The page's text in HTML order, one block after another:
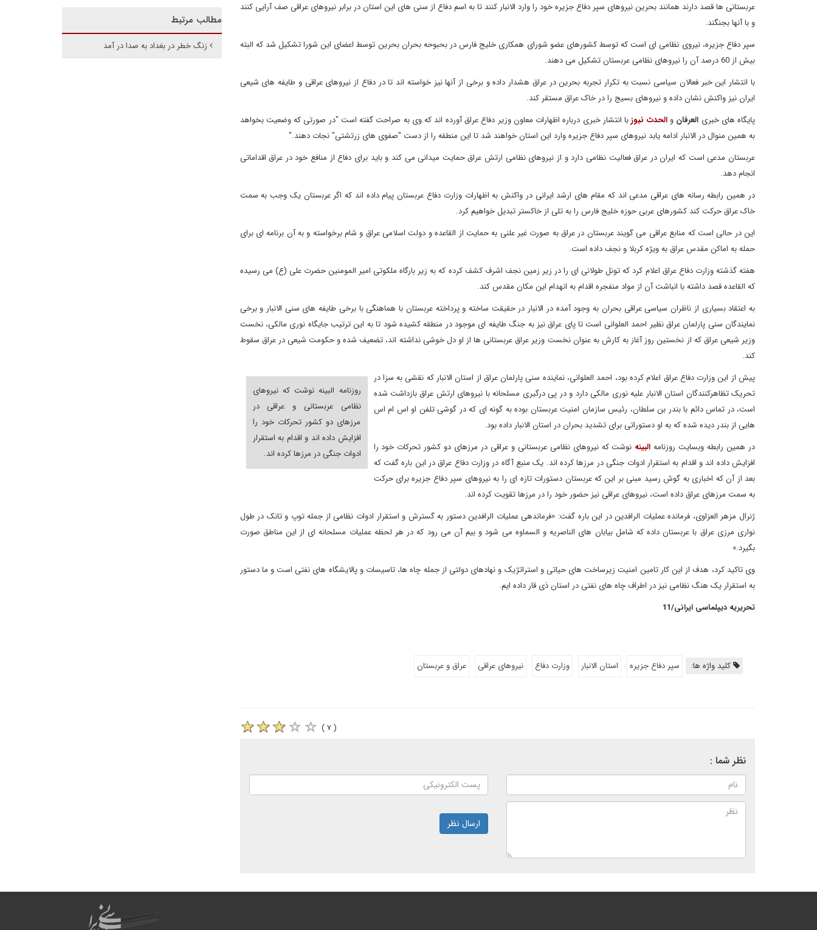
عربستانی ها قصد دارند همانند بحرین نیروهای سپر دفاع جزیره خود را وارد الانبار کنند تا به اسم دفاع از سنی های این استان در برابر نیروهای عراقی صف آرایی کنند
و با آنها بجنگند.
سپر دفاع جزیره، نیروی نظامی ای است که توسط کشورهای عضو شورای همکاری خلیج فارس در بحبوحه بحران بحرین توسط اعضای این شورا تشکیل شد که البته
بیش از 60 درصد آن را نیروهای نظامی عربستان تشکیل می دهند.
با انتشار این خبر فعالان سیاسی نسبت به تکرار تجربه بحرین در عراق هشدار داده و برخی از آنها نیز خواسته اند تا در دفاع از نیروهای عراقی و طایفه های شیعی
ایران نیز واکنش نشان داده و نیروهای بسیج را در خاک عراق مستقر کند.
پایگاه های خبری العرفانو الحدث نیوزبا انتشار خبری درباره اظهارات معاون وزیر دفاع عراق آورده اند که وی به صراحت گفته است "در صورتی که وضعیت بخواهد
به همین منوال در الانبار ادامه یابد نیروهای سپر دفاع جزیره وارد این استان خواهند شد تا این منطقه را از دست "صفوی های زرتشتی" نجات دهند."
عربستان مدعی است که ایران در عراق فعالیت نظامی دارد و از نیروهای نظامی ارتش عراق حمایت میدانی می کند و باید برای دفاع از منافع خود در عراق اقداماتی
انجام دهد.
در همین رابطه رسانه های عراقی مدعی اند که مقام های ارشد ایرانی در واکنش به اظهارات وزارت دفاع عربستان پیام داده اند که اگر عربستان یک وجب به سمت
خاک عراق حرکت کند کشورهای عربی حوزه خلیج فارس را به تلی از خاکستر تبدیل خواهیم کرد.
این در حالی است که منابع عراقی می گویند عربستان در عراق به صورت غیر علنی به حمایت از القاعده و دولت اسلامی عراق و شام برخواسته و به آن برنامه ای برای
حمله به اماکن مقدس عراق به ویژه کربلا و نجف داده است.
هفته گذشته وزارت دفاع عراق اعلام کرد که تونل طولانی ای را در زیر زمین نجف اشرف کشف کرده که به زیر بارگاه ملکوتی امیر المومنین حضرت علی (ع) می رسیده
که القاعده قصد داشته با انباشت آن از مواد منفجره اقدام به انهدام این مکان مقدس کند.
به اعتقاد بسیاری از ناظران سیاسی عراقی بحران به وجود آمده در الانبار در حقیقت ساخته و پرداخته عربستان با هماهنگی با برخی طایفه های سنی الانبار و برخی
نمایندگان سنی پارلمان عراق نظیر احمد العلوانی است تا پای عراق نیز به جنگ طایفه ای موجود در منطقه کشیده شود تا به این ترتیب جایگاه نوری مالکی، نخست
وزیر شیعی عراق که از نخستین روز آغاز به کارش به عنوان نخست وزیر عراق عربستانی ها از او دل خوشی نداشته اند، تضعیف شده و حکومت شیعی در عراق سقوط
کند.
روزنامه البینه نوشت که نیروهای
نظامی عربستانی و عراقی در
مرزهای دو کشور تحرکات خود را
افزایش داده اند و اقدام به استقرار
ادوات جنگی در مرزها کرده اند.
پیش از این وزارت دفاع عراق اعلام کرده بود، احمد العلوانی، نماینده سنی پارلمان عراق از استان الانبار که نقشی به سزا در
تحریک تظاهرکنندگان استان الانبار علیه نوری مالکی دارد و در پی درگیری مسلحانه با نیروهای ارتش عراق بازداشت شده
است، در تماس دائم با بندر بن سلطان، رئیس سازمان امنیت عربستان بوده به گونه ای که در گوشی تلفن او اس ام اس
هایی از بندر دیده شده که به او دستوراتی برای تشدید بحران در استان الانبار داده بود.
در همین رابطه وبسایت روزنامهالبینه نوشت که نیروهای نظامی عربستانی و عراقی در مرزهای دو کشور تحرکات خود را
افزایش داده اند و اقدام به استقرار ادوات جنگی در مرزها کرده اند. یک منبع آگاه در وزارت دفاع عراق در این باره گفت که
بعد از آن که اخباری به گوش رسید مبنی بر این که عربستان دستورات تازه ای را به نیروهای سپر دفاع جزیره برای حرکت
به سمت مرزهای عراق داده است، نیروهای عراقی نیز حضور خود را در مرزها تقویت کرده اند.
ژنرال مزهر العزاوی، فرمانده عملیات الرافدین در این باره گفت: «فرماندهی عملیات الرافدین دستور به گسترش و استقرار ادوات نظامی از جمله توپ و تانک در طول
نواری مرزی عراق با عربستان داده که شامل بیابان های الناصریه و السماوه می شود و بیم آن می رود که در هر لحظه عملیات مسلحانه ای از این مناطق صورت
بگیرد.»
وی تاکید کرد، هدف از این کار تامین امنیت زیرساخت های حیاتی و استراتژیک و نهادهای دولتی از جمله چاه ها، تاسیسات و پالایشگاه های نفتی است و ما دستور
به استقرار یک هنگ نظامی نیز در اطراف چاه های نفتی در استان ذی قار داده ایم.
تحریریه دیپلماسی ایرانی/11
کلید واژه ها: سپر دفاع جزیره استان الانبار وزارت دفاع نیروهای عراقی عراق و عربستان
( ۷ )
نظر شما :
ارسال نظر
مطالب مرتبط
زنگ خطر در بغداد به صدا در آمد